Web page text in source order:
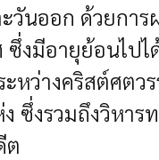
วันออก ด้วยกา
งมีอายุย้อนไปไ
หว่างคริสต์ศตว
ซึ่งรวมถึงวิหาร
ต